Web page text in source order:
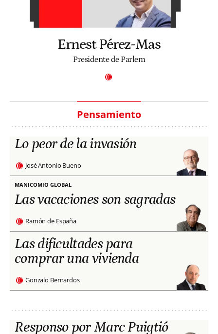
Ernest Pérez-Mas
Presidente de Parlem
Pensamiento
Lo peor de la invasión
José Antonio Bueno
MANICOMIO GLOBAL
Las vacaciones son sagradas
Ramón de España
Las dificultades para
comprar una vivienda
Gonzalo Bernardos
Responso por Marc Puigtió